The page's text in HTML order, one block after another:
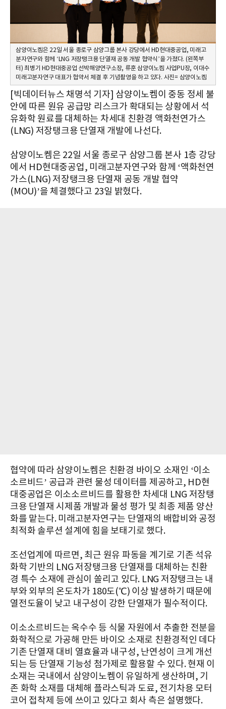
삼양이노켐은 22일 서울 종로구 삼양그룹 본사 강당에서 HD현대중공업, 미래고
분자연구와 함께 ‘LNG 저장탱크용 단열재 공동 개발 협약식’을 가졌다. (왼쪽부
터) 최병기 HD현대중공업 선박해양연구소장, 류훈 삼양이노켐 사업PU장, 이대수
미래고분자연구 대표가 협약서 체결 후 기념촬영을 하고 있다. 사진= 삼양이노켐
[빅데이터뉴스 채명석 기자] 삼양이노켐이 중동 정세 불
안에 따른 원유 공급망 리스크가 확대되는 상황에서 석
유화학 원료를 대체하는 차세대 친환경 액화천연가스
(LNG) 저장탱크용 단열재 개발에 나선다.
삼양이노켐은 22일 서울 종로구 삼양그룹 본사 1층 강당
에서 HD현대중공업, 미래고분자연구와 함께 ‘액화천연
가스(LNG) 저장탱크용 단열재 공동 개발 협약
(MOU)’을 체결했다고 23일 밝혔다.
협약에 따라 삼양이노켐은 친환경 바이오 소재인 ‘이소
소르비드’ 공급과 관련 물성 데이터를 제공하고, HD현
대중공업은 이소소르비드를 활용한 차세대 LNG 저장탱
크용 단열재 시제품 개발과 물성 평가 및 최종 제품 양산
화를 맡는다. 미래고분자연구는 단열재의 배합비와 공정
최적화 솔루션 설계에 힘을 보태기로 했다.
조선업계에 따르면, 최근 원유 파동을 계기로 기존 석유
화학 기반의 LNG 저장탱크용 단열재를 대체하는 친환
경 특수 소재에 관심이 쏠리고 있다. LNG 저장탱크는 내
부와 외부의 온도차가 180도(℃) 이상 발생하기 때문에
열전도율이 낮고 내구성이 강한 단열재가 필수적이다.
이소소르비드는 옥수수 등 식물 자원에서 추출한 전분을
화학적으로 가공해 만든 바이오 소재로 친환경적인 데다
기존 단열재 대비 열효율과 내구성, 난연성이 크게 개선
되는 등 단열재 기능성 첨가제로 활용할 수 있다. 현재 이
소재는 국내에서 삼양이노켐이 유일하게 생산하며, 기
존 화학 소재를 대체해 플라스틱과 도료, 전기차용 모터
코어 접착제 등에 쓰이고 있다고 회사 측은 설명했다.